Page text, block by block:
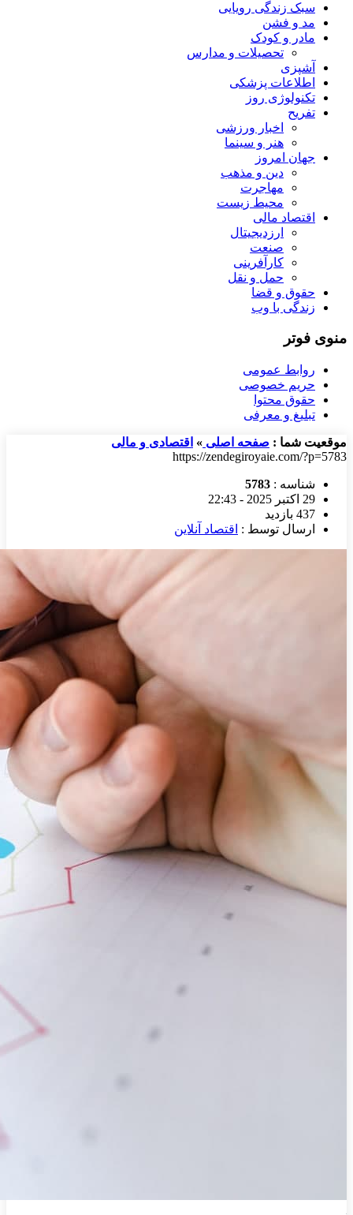
سبک زندگی رویایی
مد و فشن
مادر و کودک
تحصیلات و مدارس
آشپزی
اطلاعات پزشکی
تکنولوژی روز
تفریح
اخبار ورزشی
هنر و سینما
جهان امروز
دین و مذهب
مهاجرت
محیط زیست
اقتصاد مالی
ارزدیجیتال
صنعت
کارآفرینی
حمل و نقل
حقوق و قضا
زندگی با وب
منوی فوتر
روابط عمومی
حریم خصوصی
حقوق محتوا
تبلیغ و معرفی
موقعیت شما : صفحه اصلی » اقتصادی و مالی
https://zendegiroyaie.com/?p=5783
شناسه : 5783
29 اکتبر 2025 - 22:43
437 بازدید
ارسال توسط : اقتصاد آنلاین